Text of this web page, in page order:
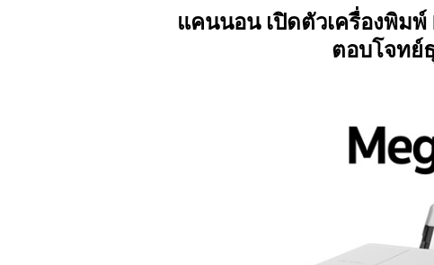
แคนนอน เปิดตัวเครื่อง
แคนนอน เปิดตัวเครื่องพิม
ตอบโจทย์